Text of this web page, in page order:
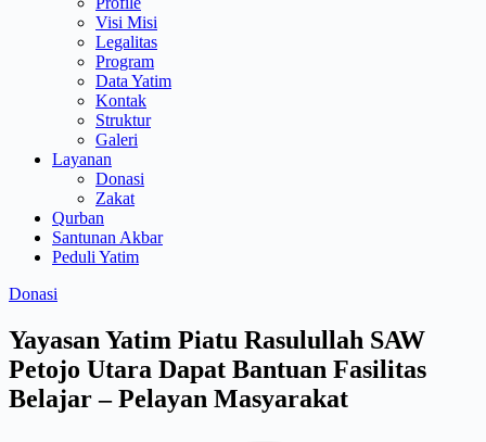
Visi Misi
Legalitas
Program
Data Yatim
Kontak
Struktur
Galeri
Layanan
Donasi
Zakat
Qurban
Santunan Akbar
Peduli Yatim
Donasi
Yayasan Yatim Piatu Rasulullah SAW
Petojo Utara Dapat Bantuan Fasilitas
Belajar – Pelayan Masyarakat